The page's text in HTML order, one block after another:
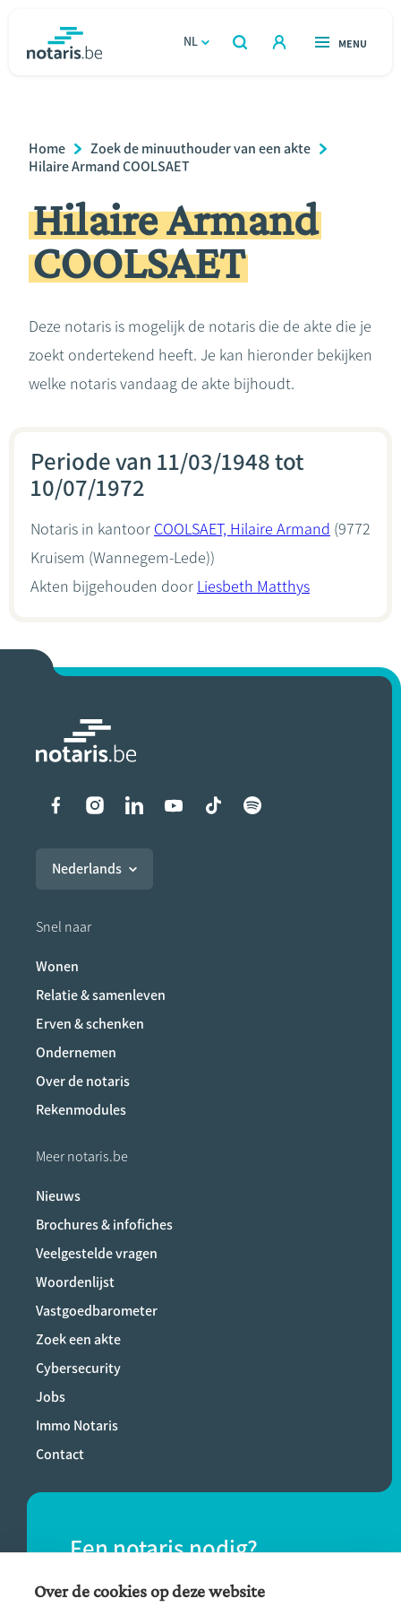
gaan
NL
OPEN
ZOEKEN
OPEN
MENU
Relatie & samenleven
Erven & schenken
Ondernemen
Rekenmodules
Breadcrumb
Home
Zoek de minuuthouder van een akte
Hilaire Armand COOLSAET
Hilaire Armand
COOLSAET
Deze notaris is mogelijk de notaris die de akte die je
zoekt ondertekend heeft. Je kan hieronder bekijken
welke notaris vandaag de akte bijhoudt.
Periode van 11/03/1948 tot
10/07/1972
Notaris in kantoor COOLSAET, Hilaire Armand (9772
Kruisem (Wannegem-Lede))
Akten bijgehouden door Liesbeth Matthys
Liens vers les réseaux
Nederlands
Snel naar
Wonen
Relatie & samenleven
Erven & schenken
Ondernemen
Over de notaris
Rekenmodules
Meer notaris.be
Nieuws
Brochures & infofiches
Veelgestelde vragen
Woordenlijst
Vastgoedbarometer
Zoek een akte
Cybersecurity
Jobs
Immo Notaris
Contact
Een notaris nodig?
Vind eenvoudig een notaris bij jou in de
Over de cookies op deze website